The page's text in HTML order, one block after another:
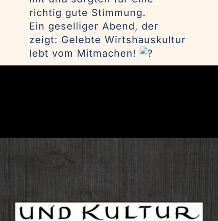
richtig gute Stimmung.
Ein geselliger Abend, der
zeigt: Gelebte Wirtshauskultur
lebt vom Mitmachen!